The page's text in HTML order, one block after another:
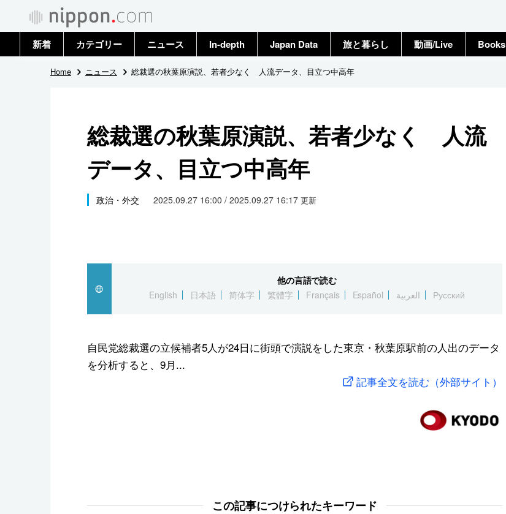
新着 カテゴリー
政治・外交
国際
社会
文化
スポーツ・東京2020
ニュース
トップ
In-depth Japan Data 旅と暮らし 動画/Live Books
Home ニュース 総裁選の秋葉原演説、若者少なく 人流データ、目立つ中高年
総裁選の秋葉原演説、若者少なく 人流
データ、目立つ中高年
政治・外交 2025.09.27 16:00 / 2025.09.27 16:17 更新
他の言語で読む
English
日本語 简体字 繁體字 Français Español العربية Русский
自民党総裁選の立候補者5人が24日に街頭で演説をした東京・秋葉原駅前の人出のデータ
を分析すると、9月...
記事全文を読む（外部サイト）
この記事につけられたキーワード